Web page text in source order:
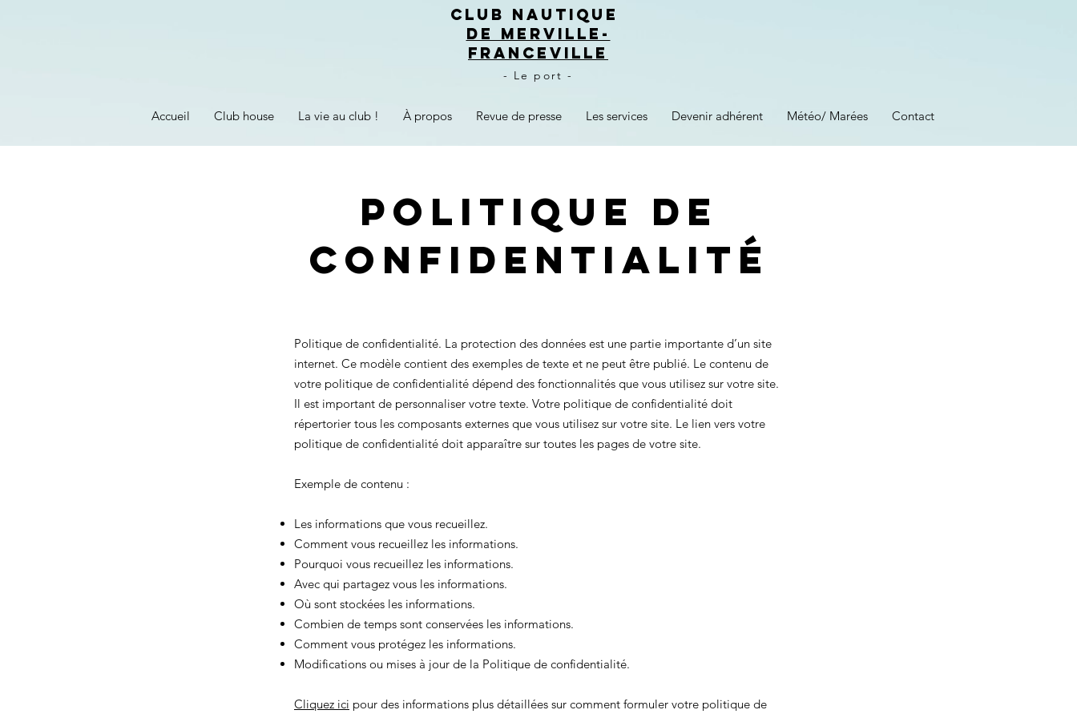
CLUB NAUTIQUE
DE MERVILLE-
FRANCEVILLE
- Le port -
Accueil Club house La vie au club ! À propos Revue de presse Les services Devenir adhérent Météo/ Marées Contact
Politique de
confidentialité
Politique de confidentialité. La protection des données est une partie importante d’un site
internet. Ce modèle contient des exemples de texte et ne peut être publié. Le contenu de
votre politique de confidentialité dépend des fonctionnalités que vous utilisez sur votre site.
Il est important de personnaliser votre texte. Votre politique de confidentialité doit
répertorier tous les composants externes que vous utilisez sur votre site. Le lien vers votre
politique de confidentialité doit apparaître sur toutes les pages de votre site.
Exemple de contenu :
Les informations que vous recueillez.
Comment vous recueillez les informations.
Pourquoi vous recueillez les informations.
Avec qui partagez vous les informations.
Où sont stockées les informations.
Combien de temps sont conservées les informations.
Comment vous protégez les informations.
Modifications ou mises à jour de la Politique de confidentialité.
Cliquez ici pour des informations plus détaillées sur comment formuler votre politique de